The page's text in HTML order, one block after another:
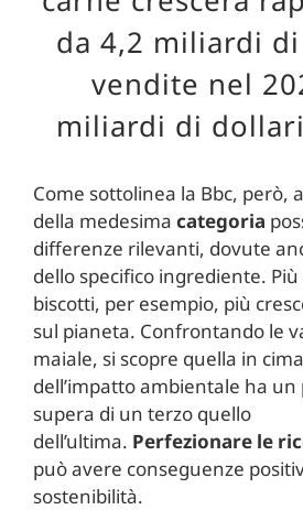
da 4,2 miliardi
vendite nel
miliardi di
Come sottolinea la Bbc, però,
della medesima categoria
differenze rilevanti, dovute
dello specifico ingrediente. Più
biscotti, per esempio, più
sul pianeta. Confrontando le
maiale, si scopre quella in
dell’impatto ambientale ha
supera di un terzo quello
dell’ultima. Perfezionare le
può avere conseguenze
sostenibilità.